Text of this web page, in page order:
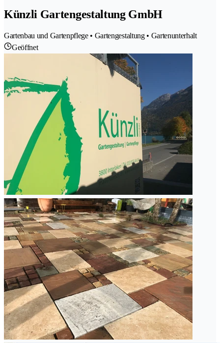
Künzli Gartengestaltung GmbH
Gartenbau und Gartenpflege • Gartengestaltung • Gartenunterhalt
Geöffnet